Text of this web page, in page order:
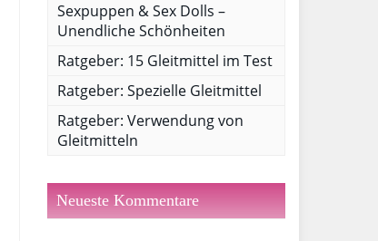
Sexpuppen & Sex Dolls –
Unendliche Schönheiten
Ratgeber: 15 Gleitmittel im Test
Ratgeber: Spezielle Gleitmittel
Ratgeber: Verwendung von
Gleitmitteln
Neueste Kommentare